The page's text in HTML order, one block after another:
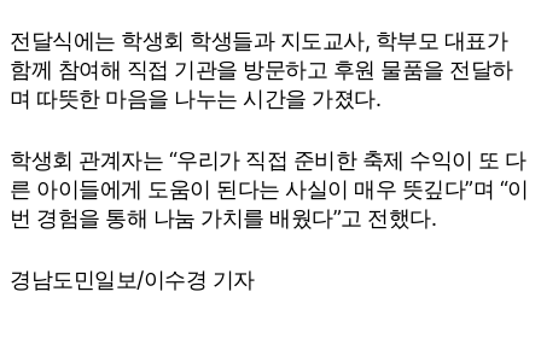
전달식에는 학생회 학생들과 지도교사, 학부모 대표가
함께 참여해 직접 기관을 방문하고 후원 물품을 전달하
며 따뜻한 마음을 나누는 시간을 가졌다.
학생회 관계자는 “우리가 직접 준비한 축제 수익이 또 다
른 아이들에게 도움이 된다는 사실이 매우 뜻깊다”며 “이
번 경험을 통해 나눔 가치를 배웠다”고 전했다.
경남도민일보/이수경 기자